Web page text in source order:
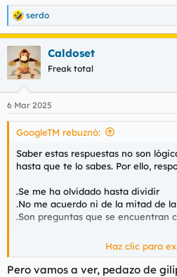
R
e
a
c
i
e
s
serdo
Caldoset
Freak total
6 Mar 2025
GoogleTM rebuznó:
Saber estas respuestas no son
hasta que te lo sabes. Por ello,
.Se me ha olvidado hasta dividir
.No me acuerdo ni de la mitad de
.Son preguntas que se encuentran
Ahora haz preguntas lógicas no de
que nadie puede. No chorradas que
Haz clic para
Pero vamos a ver, pedazo de